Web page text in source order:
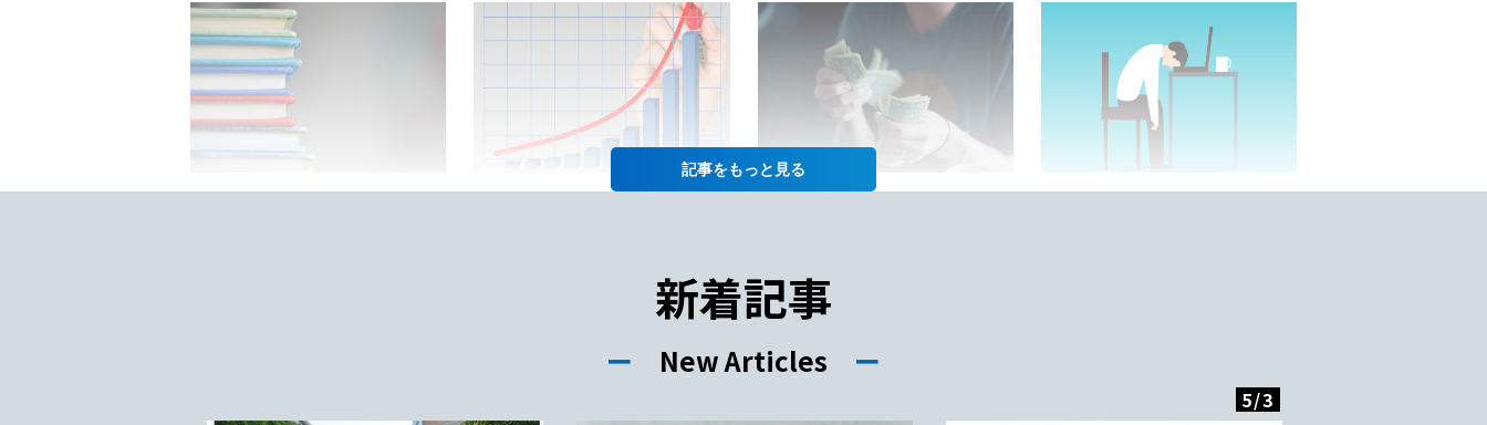
紹介！
記事を
新着記事
ー New Articles ー
5/3